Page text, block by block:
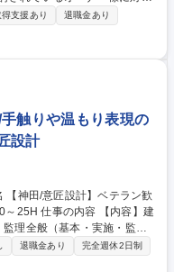
ワブランドの強みを活かした
インを提案します。ミサワホ
客様の夢を具体的なプランに
を担います。■実施設計：契
認申請を通せるレベルまで
の依頼、原価管理、構造確認
アアップ◎
支援あり
退職金あり
触りや温もり表現の
設計
【内容】建
理全般（基本・実施・監
プロジェクトを中心としたマ
好調・
退職金あり
完全週休2日制